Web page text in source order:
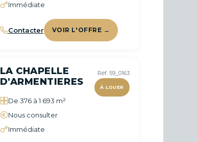
Immédiate
Contacter VOIR L'OFFRE →
Réf. 59_0163
À LOUER
LA CHAPELLE
D'ARMENTIERES
De 376 à 1 693 m²
Nous consulter
Immédiate